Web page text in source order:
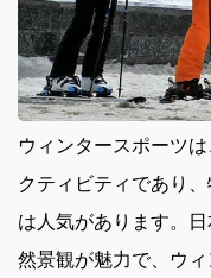
ウィンタースポーツ
クティビティであり
は人気があります。
然景観が魅力で、ウ